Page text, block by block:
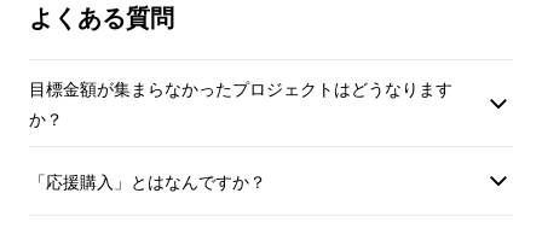
よくある質問
目標金額が集まらなかったプロジェクトはどうなります
か？
「応援購入」とはなんですか？